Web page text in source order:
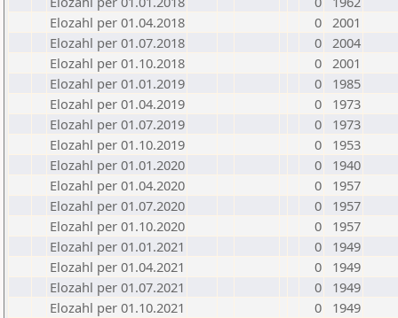
Elozahl per 01.04.2018
0 2001
Elozahl per 01.07.2018
0 2004
Elozahl per 01.10.2018
0 2001
Elozahl per 01.01.2019
0
1985
Elozahl per 01.04.2019
0
1973
Elozahl per 01.07.2019
0
1973
Elozahl per 01.10.2019
0
1953
Elozahl per 01.01.2020
0
1940
Elozahl per 01.04.2020
0
1957
Elozahl per 01.07.2020
0
1957
Elozahl per 01.10.2020
0
1957
Elozahl per 01.01.2021
0
1949
Elozahl per 01.04.2021
0
1949
Elozahl per 01.07.2021
0
1949
Elozahl per 01.10.2021
0
1949